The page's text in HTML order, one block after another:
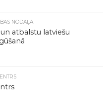
NODAĻA
atbalstu latviešu